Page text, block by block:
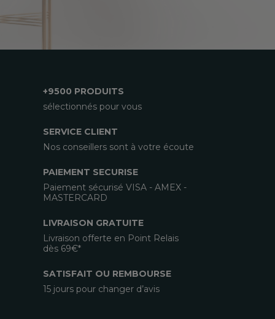
+9500 PRODUITS
sélectionnés pour vous
SERVICE CLIENT
Nos conseillers sont à votre écoute
PAIEMENT SECURISE
Paiement sécurisé VISA - AMEX -
MASTERCARD
LIVRAISON GRATUITE
Livraison offerte en Point Relais
dès 69€*
SATISFAIT OU REMBOURSE
15 jours pour changer d’avis